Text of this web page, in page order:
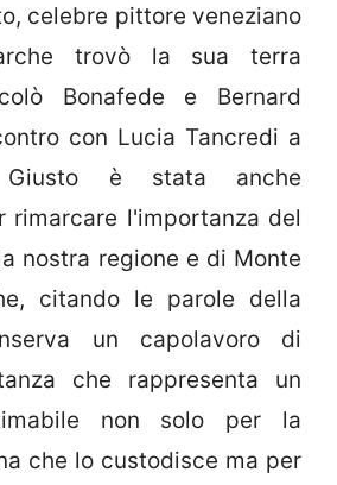
celebre pittore veneziano
trovò la sua terra
Bonafede e Bernard
con Lucia Tancredi a
è stata anche
rimarcare l'importanza del
nostra regione e di Monte
citando le parole della
un capolavoro di
che rappresenta un
non solo per la
che lo custodisce ma per